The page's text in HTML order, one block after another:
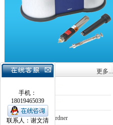
手机：
18019465039
联系人：谢文清
产品目录 更多...
德国Erichsen
德国BYK-Gardner